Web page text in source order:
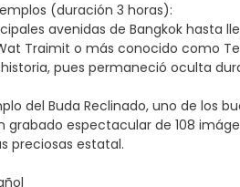
(duración 3 horas):
avenidas de Bangkok hasta
Traimit o más conocido como
pues permaneció oculta
del Buda Reclinado, uno de los
espectacular de 108
preciosas estatal.